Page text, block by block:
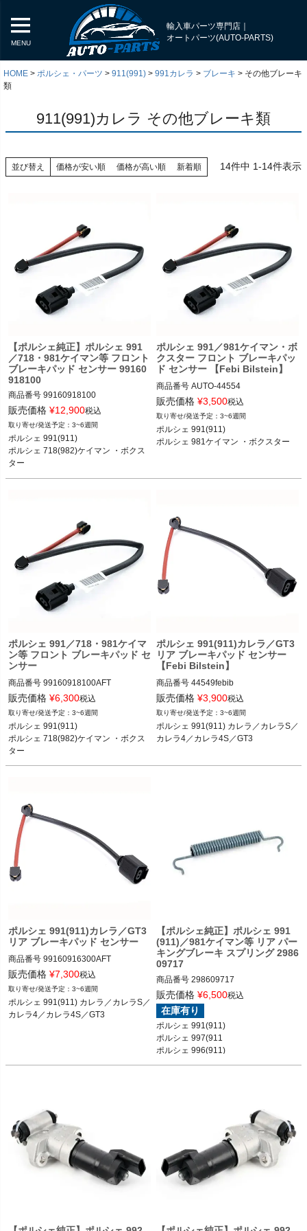
MENU
輸入車パーツ専門店｜
オートパーツ(AUTO-PARTS)
HOME ポルシェ・パーツ 911(991) 991カレラ ブレーキ
その他ブレーキ
類
911(991)カレラ その他ブレーキ類
並び替え 価格が安い順 価格が高い順 新着順 14件中 1-14件表示
【ポルシェ純正】ポルシェ 991
／718・981ケイマン等 フロント
ブレーキパッド センサー 99160
918100
商品番号 99160918100
ポルシェ 991(911) カレラ／カレラS／
カレラ4／カレラ4S／ターボ／ターボ
S／GT3／GT3 RS／GT2 RS 11-19
ポルシェ 718(982)ケイマン ケイマン
／ケイマンS／ケイマンGTS／ケイマ
ター／ボクスターS／ボクスターGTS
ポルシェ 981ケイマン ケイマン／ケイ
マンS／GT4 12-16
ポルシェ 981ボクスター ボクスター／
ボクスターS 12-16
販売価格 ¥12,900税込
3~6週間
ポルシェ 991(911)
ポルシェ 718(982)ケイマン ・ボクス
ター
ポルシェ 991／981ケイマン・ボ
クスター フロント ブレーキパッ
ド センサー 【Febi Bilstein】
商品番号 AUTO-44554
PWISE "44554"
ポルシェ 991(911) カレラ／カレラS／
カレラ4／カレラ4S／ターボ／ターボ
販売価格 ¥3,500税込
3~6週間
ポルシェ 991(911)
ポルシェ 981ケイマン ・ボクスター
ポルシェ 991／718・981ケイマ
ン等 フロント ブレーキパッド セ
ンサー
商品番号 99160918100AFT
PWISE "99160918100 AFT"
ポルシェ 991(911) カレラ／カレラS／
カレラ4／カレラ4S／ターボ／ターボ
S／GT3／GT3 RS／GT2 RS 11-19
ポルシェ 718(982)ケイマン ケイマン
ポルシェ 718(982)ボクスター ボクス
ター／ボクスターS／ボクスターGTS
16-
ポルシェ 981ケイマン ケイマン／ケイ
マンS／GT4 12-16
ポルシェ 981ボクスター ボクスター／
ボクスターS 12-16
販売価格 ¥6,300税込
3~6週間
ポルシェ 991(911)
ポルシェ 718(982)ケイマン ・ボクス
ター
ポルシェ 991(911)カレラ／GT3
リア ブレーキパッド センサー
【Febi Bilstein】
商品番号 44549febib
PWISE "44549"
純正品SKU "99160918300"
ポルシェ 991(911) カレラ／カレラS／
販売価格 ¥3,900税込
3~6週間
ポルシェ 991(911) カレラ／カレラS／
カレラ4／カレラ4S／GT3
ポルシェ 991(911)カレラ／GT3
リア ブレーキパッド センサー
商品番号 99160916300AFT
PWISE "99160916300 AFT"
純正品SKU "99160918300"
ポルシェ 991(911) カレラ／カレラS／
販売価格 ¥7,300税込
3~6週間
ポルシェ 991(911) カレラ／カレラS／
カレラ4／カレラ4S／GT3
【ポルシェ純正】ポルシェ 991
(911)／981ケイマン等 リア パー
キングブレーキ スプリング 2986
09717
商品番号 298609717
ポルシェ 991(911) カレラ／カレラS／
カレラ4／カレラ4S／ターボ／ターボ
S／GT3／GT3 RS 11-18
ポルシェ 997(911) カレラ／カレラS／
カレラGTS／カレラ4／カレラ4S／カ
レラ4GTS／ターボ／ターボS／GT2／
ポルシェ 981ケイマン ケイマン／ケイ
ポルシェ 981ボクスター ボクスター／
ボクスターS 12-16
ポルシェ 987ケイマン ケイマン／ケイ
マンS／ケイマンR 04-12
ポルシェ 986ボクスター ボクスター／
販売価格 ¥6,500税込
在庫有り
ポルシェ 991(911)
ポルシェ 997(911
ポルシェ 996(911)
ポルシェ 981ケイマン・ボクスター 等